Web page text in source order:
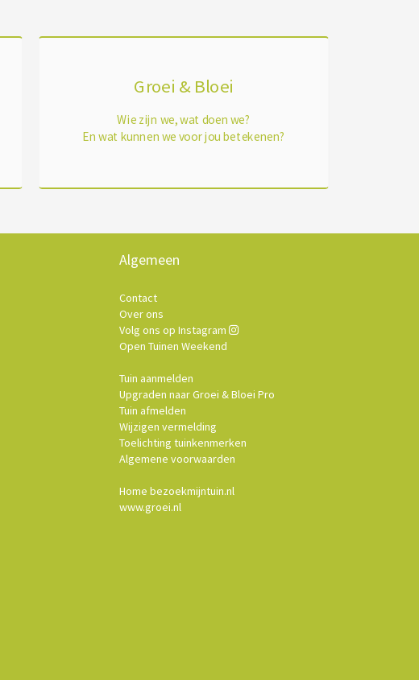
Groei & Bloei
Wie zijn we, wat doen we?
En wat kunnen we voor jou betekenen?
Algemeen
Contact
Over ons
Volg ons op Instagram
Open Tuinen Weekend
Tuin aanmelden
Upgraden naar Groei & Bloei Pro
Tuin afmelden
Wijzigen vermelding
Toelichting tuinkenmerken
Algemene voorwaarden
Home bezoekmijntuin.nl
www.groei.nl